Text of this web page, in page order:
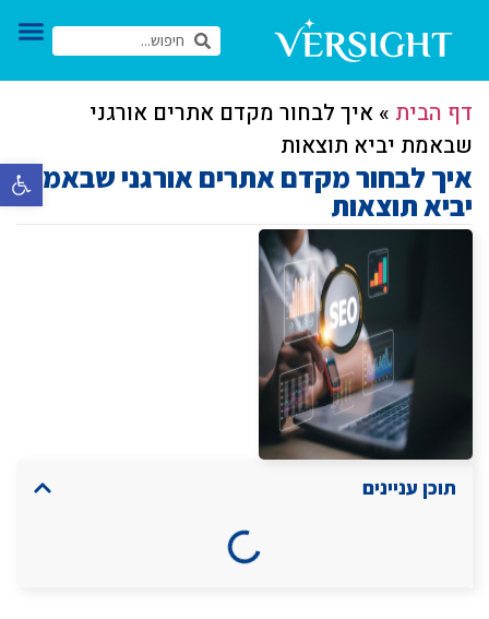
פתח
דף הבית » איך לבחור מקדם אתרים אורגני
שבאמת יביא תוצאות
איך לבחור מקדם אתרים אורגני שבאמת
יביא תוצאות
תוכן עניינים